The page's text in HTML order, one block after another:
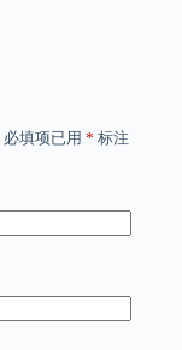
必填项已用 * 标注